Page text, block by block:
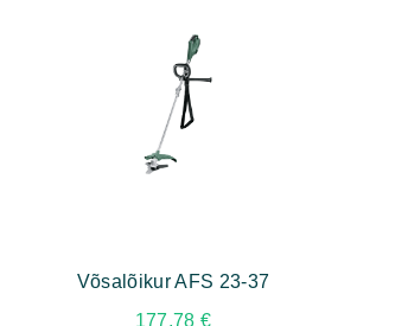
Võsalõikur AFS 23-37
177,78 €